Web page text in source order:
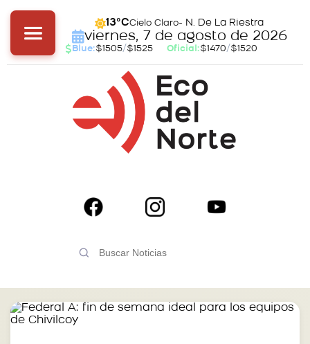
13°CCielo Claro- N. De La Riestra
viernes, 7 de agosto de 2026
Blue:$1505/$1525 Oficial:$1470/$1520